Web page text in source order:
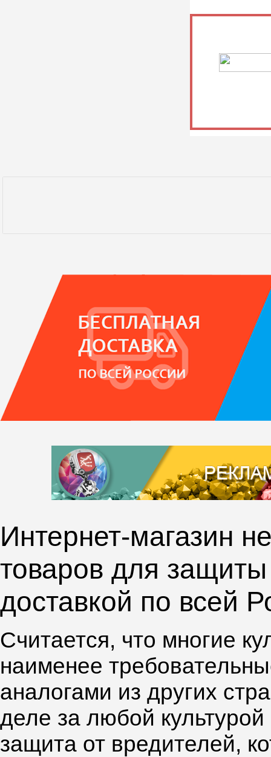
Интернет-магазин
товаров для
доставкой по всей
Считается, что многие
наименее
аналогами из других
деле за любой
защита от вредителей,